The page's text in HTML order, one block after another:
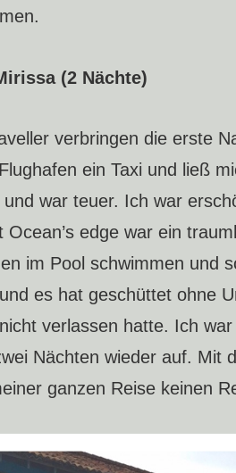
(2 Nächte)
verbringen die erste
ein Taxi und ließ
war teuer. Ich war
edge war ein
im Pool schwimmen und
es hat geschüttet ohne
verlassen hatte. Ich
Nächten wieder auf. Mit
ganzen Reise keinen